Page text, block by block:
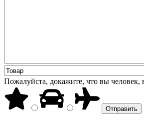
Пожалуйста, докажите, что вы человек,